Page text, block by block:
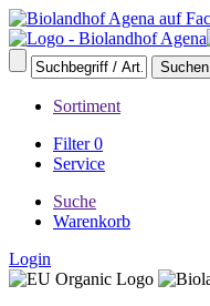
Sortiment
Filter 0
Service
Suche
Warenkorb
Login